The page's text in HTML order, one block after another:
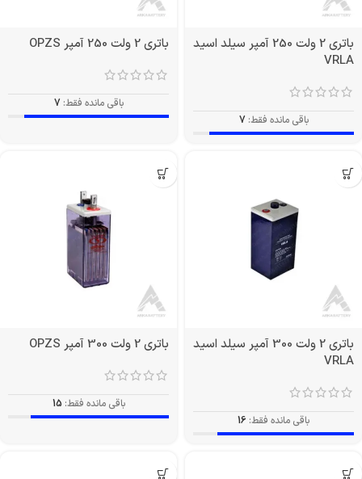
باتری 2 ولت 250 آمپر سیلد اسید
VRLA
باقی مانده فقط: 7
باتری 2 ولت 250 آمپر OPZS
باقی مانده فقط: 7
باتری 2 ولت 300 آمپر سیلد اسید
VRLA
باقی مانده فقط: 16
باتری 2 ولت 300 آمپر OPZS
باقی مانده فقط: 15